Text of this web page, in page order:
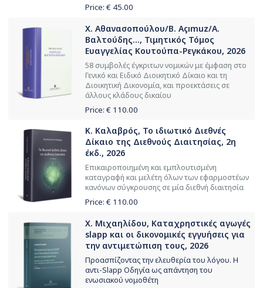
Price: € 45.00
Χ. Αθανασοπούλου/B. Açımuz/Α.
Βαλτούδης..., Τιμητικός Τόμος
Ευαγγελίας Κουτούπα-Ρεγκάκου, 2026
58 συμβολές έγκριτων νομικών με έμφαση στο
Γενικό και Ειδικό Διοικητικό Δίκαιο και τη
Διοικητική Δικονομία, και προεκτάσεις σε
άλλους κλάδους δικαίου
Price: € 110.00
Κ. Καλαβρός, Το ιδιωτικό Διεθνές
Δίκαιο της Διεθνούς Διαιτησίας, 2η
έκδ., 2026
Επικαιροποιημένη και εμπλουτισμένη
καταγραφή και μελέτη όλων των εφαρμοστέων
κανόνων σύγκρουσης σε μία διεθνή διαιτησία
Price: € 110.00
Χ. Μιχαηλίδου, Καταχρηστικές αγωγές
slapp και οι δικονομικές εγγυήσεις για
την αντιμετώπιση τους, 2026
Προασπίζοντας την ελευθερία του λόγου. Η
αντι-Slapp Οδηγία ως απάντηση του
ενωσιακού νομοθέτη